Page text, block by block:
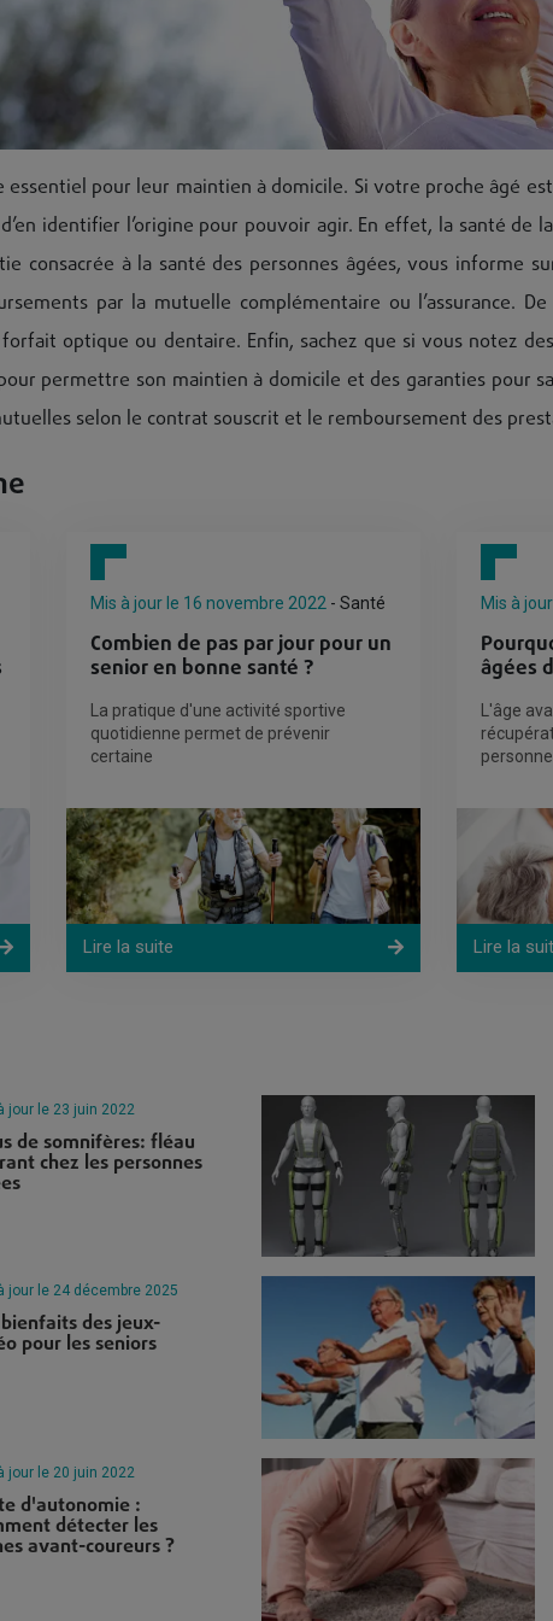
essentiel pour leur maintien à domicile. Si votre proche âgé
identifier l’origine pour pouvoir agir. En effet, la santé de
consacrée à la santé des personnes âgées, vous informe
par la mutuelle complémentaire ou l’assurance.
optique ou dentaire. Enfin, sachez que si vous notez
permettre son maintien à domicile et des garanties pour
selon le contrat souscrit et le remboursement des
Mis à jour le 16 novembre 2022 - Santé
Combien de pas par jour pour un
senior en bonne santé ?
La pratique d'une activité sportive
quotidienne permet de prévenir
certaine
Lire la suite
Mis à
âgées
L'âge
Lire la
jour le 23 juin 2022
de somnifères: fléau
chez les personnes
jour le 24 décembre 2025
bienfaits des jeux-
pour les seniors
jour le 20 juin 2022
d'autonomie :
détecter les
avant-coureurs ?